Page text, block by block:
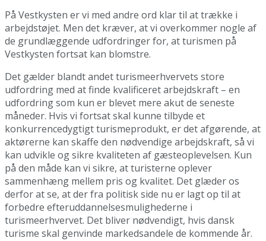
På Vestkysten er vi med andre ord klar til at trække i
arbejdstøjet. Men det kræver, at vi overkommer nogle af
de grundlæggende udfordringer for, at turismen på
Vestkysten fortsat kan blomstre.
Det gælder blandt andet turismeerhvervets store
udfordring med at finde kvalificeret arbejdskraft – en
udfordring som kun er blevet mere akut de seneste
måneder. Hvis vi fortsat skal kunne tilbyde et
konkurrencedygtigt turismeprodukt, er det afgørende, at
aktørerne kan skaffe den nødvendige arbejdskraft, så vi
kan udvikle og sikre kvaliteten af gæsteoplevelsen. Kun
på den måde kan vi sikre, at turisterne oplever
sammenhæng mellem pris og kvalitet. Det glæder os
derfor at se, at der fra politisk side nu er lagt op til at
forbedre efteruddannelsesmulighederne i
turismeerhvervet. Det bliver nødvendigt, hvis dansk
turisme skal genvinde markedsandele de kommende år.